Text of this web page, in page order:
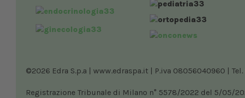
©2026 Edra S.p.a | www.edraspa.it | P.iva 08056040960 |
Registrazione Tribunale di Milano n° 5578/2022 del 5/05/